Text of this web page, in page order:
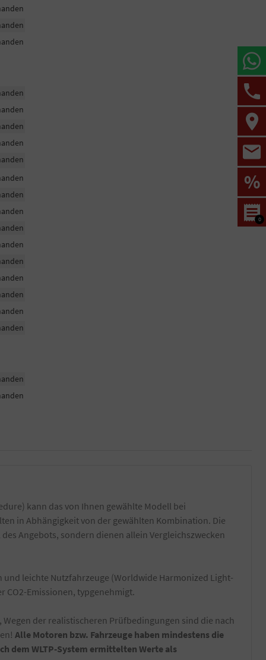
kann das von Ihnen gewählte Modell bei
in Abhängigkeit von der gewählten Kombination. Die
Angebots, sondern dienen allein Vergleichszwecken
leichte Nutzfahrzeuge (Worldwide Harmonized Light-
CO2-Emissionen, typgenehmigt.
der realistischeren Prüfbedingungen sind die nach
Alle Motoren bzw. Fahrzeuge haben mindestens die
dem WLTP-System ermittelten Werte als
%
0